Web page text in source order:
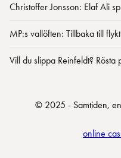
Christoffer Jonsson: Elaf Ali
MP:s vallöften: Tillbaka till
Vill du slippa Reinfeldt? Rösta
© 2025 - Samtiden,
online